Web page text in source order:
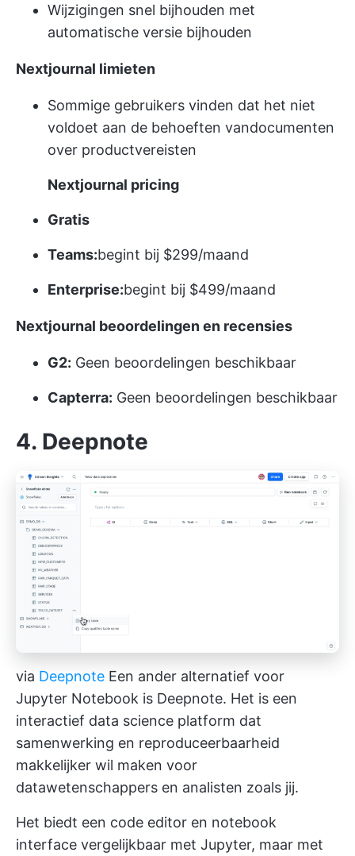
Wijzigingen snel bijhouden met
automatische versie bijhouden
Nextjournal limieten
Sommige gebruikers vinden dat het niet
voldoet aan de behoeften vandocumenten
over productvereisten
Nextjournal pricing
Gratis
Teams:begint bij $299/maand
Enterprise:begint bij $499/maand
Nextjournal beoordelingen en recensies
G2: Geen beoordelingen beschikbaar
Capterra: Geen beoordelingen beschikbaar
4. Deepnote
via Deepnote Een ander alternatief voor
Jupyter Notebook is Deepnote. Het is een
interactief data science platform dat
samenwerking en reproduceerbaarheid
makkelijker wil maken voor
datawetenschappers en analisten zoals jij.
Het biedt een code editor en notebook
interface vergelijkbaar met Jupyter, maar met